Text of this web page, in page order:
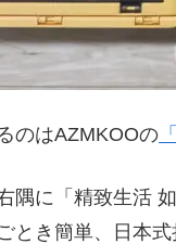
のはAZMKOOの
隅に「精致生活
とき簡単、日本